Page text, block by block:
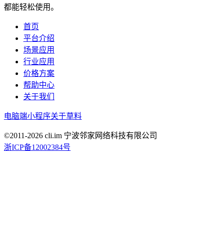
都能轻松使用。
首页
平台介绍
场景应用
行业应用
价格方案
帮助中心
关于我们
电脑端小程序关于草料
©2011-2026 cli.im 宁波邻家网络科技有限公司
浙ICP备12002384号